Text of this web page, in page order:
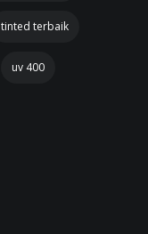
tinted terbaik
uv 400